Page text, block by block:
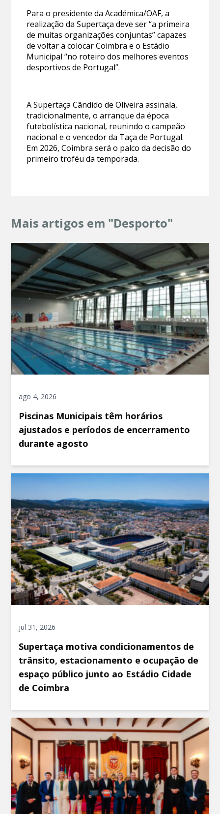
Para o presidente da Académica/OAF, a
realização da Supertaça deve ser “a primeira
de muitas organizações conjuntas” capazes
de voltar a colocar Coimbra e o Estádio
Municipal “no roteiro dos melhores eventos
desportivos de Portugal”.
A Supertaça Cândido de Oliveira assinala,
tradicionalmente, o arranque da época
futebolística nacional, reunindo o campeão
nacional e o vencedor da Taça de Portugal.
Em 2026, Coimbra será o palco da decisão do
primeiro troféu da temporada.
Mais artigos em "Desporto"
ago 4, 2026
Piscinas Municipais têm horários
ajustados e períodos de encerramento
durante agosto
jul 31, 2026
Supertaça motiva condicionamentos de
trânsito, estacionamento e ocupação de
espaço público junto ao Estádio Cidade
de Coimbra